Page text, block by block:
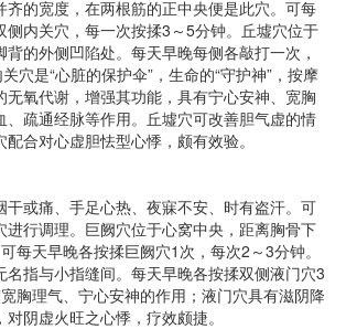
齐的宽度，在两根筋的正中央便是此穴。可每
侧内关穴，每一次按揉3～5分钟。丘墟穴位于
的外侧凹陷处。每天早晚每侧各敲打一次，
穴是“心脏的保护伞”，生命的“守护神”，按摩
无氧代谢，增强其功能，具有宁心安神、宽胸
、疏通经脉等作用。丘墟穴可改善胆气虚的情
合对心虚胆怯型心悸，颇有效验。
干或痛、手足心热、夜寐不安、时有盗汗。可
进行调理。巨阙穴位于心窝中央，距离胸骨下
每天早晚各按揉巨阙穴1次，每次2～3分钟。
名指与小指缝间。每天早晚各按揉双侧液门穴3
胸理气、宁心安神的作用；液门穴具有滋阴降
阴虚火旺之心悸，疗效颇捷。